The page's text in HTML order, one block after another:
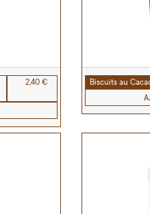
2,40 € Biscuits au